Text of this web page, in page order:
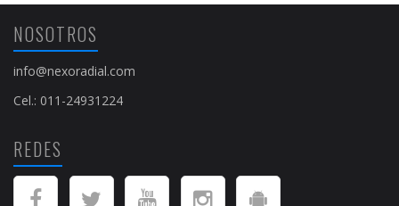
NOSOTROS
info@nexoradial.com
Cel.: 011-24931224
REDES